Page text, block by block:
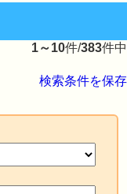
1～10件/383件中
検索条件を保存